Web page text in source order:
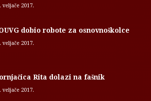
veljače 2017.
dobio robote za osnovnoškolce
veljače 2017.
Rita dolazi na fašnik
veljače 2017.